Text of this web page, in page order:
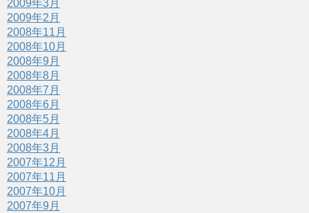
2009年3月
2009年2月
2008年11月
2008年10月
2008年9月
2008年8月
2008年7月
2008年6月
2008年5月
2008年4月
2008年3月
2007年12月
2007年11月
2007年10月
2007年9月